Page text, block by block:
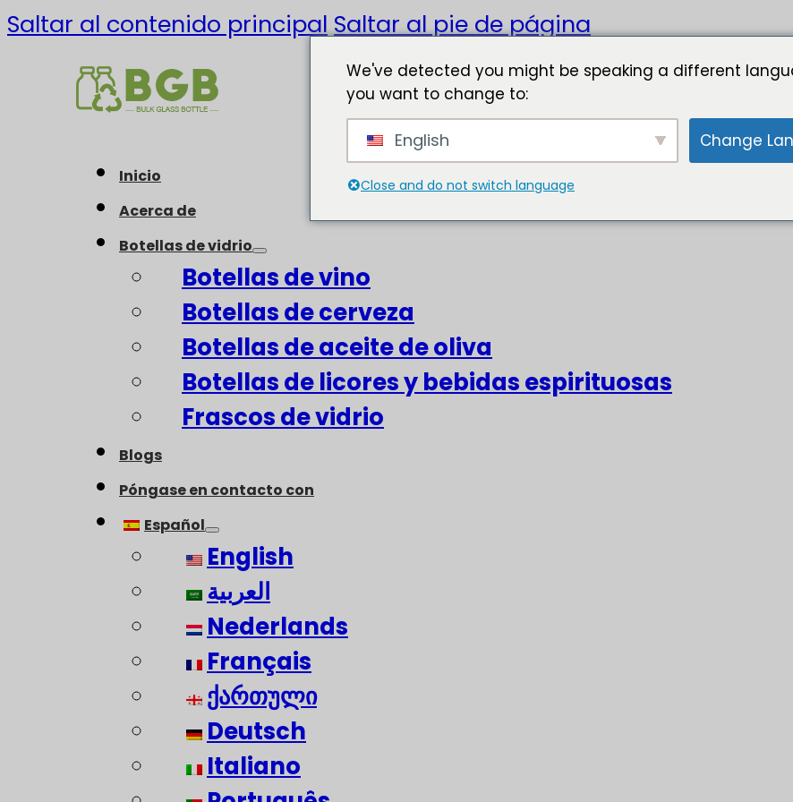
Saltar al contenido principalSaltar al pie de página
Inicio
Acerca de
Botellas de vidrio
Botellas de vino
Botellas de cerveza
Botellas de aceite de oliva
Botellas de licores y bebidas espirituosas
Frascos de vidrio
Blogs
Póngase en contacto con
Español
English
العربية
Nederlands
Français
ქართული
Deutsch
Italiano
We've detected you might be speaking a different
you want to change to:
English Change
Close and do not switch language